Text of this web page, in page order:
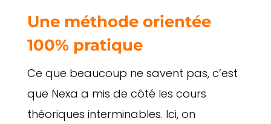
Une méthode orientée
100% pratique
Ce que beaucoup ne savent pas, c’est
que Nexa a mis de côté les cours
théoriques interminables. Ici, on